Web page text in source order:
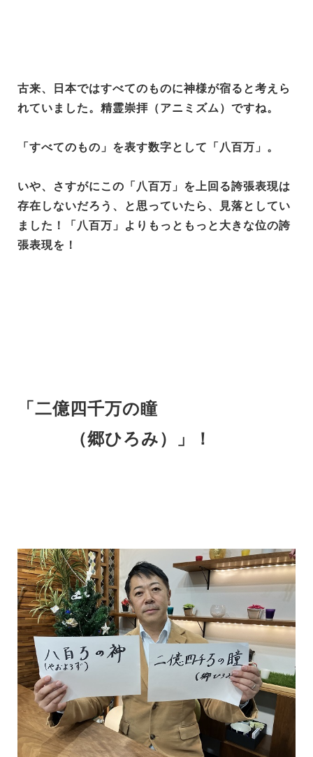
古来、日本ではすべてのものに神様が宿ると考えら
れていました。精霊崇拝（アニミズム）ですね。
「すべてのもの」を表す数字として「八百万」。
いや、さすがにこの「八百万」を上回る誇張表現は
存在しないだろう、と思っていたら、見落としてい
ました！「八百万」よりもっともっと大きな位の誇
張表現を！
「二億四千万の瞳
（郷ひろみ）」！